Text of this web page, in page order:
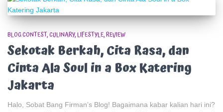
BLOG CONTEST CULINARY LIFESTYLE REVIEW
Sekotak Berkah, Cita Rasa, dan
Cinta Ala Soul in a Box Katering
Jakarta
Halo, Sobat Bang Firman’s Blog! Bagaimana kabar kalian hari ini?